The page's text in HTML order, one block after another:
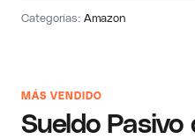
MÁS VENDIDO
Sueldo Pasivo
Categorías:Amazon